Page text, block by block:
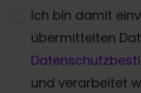
Ich bin damit
übermittelten
und verarbeitet